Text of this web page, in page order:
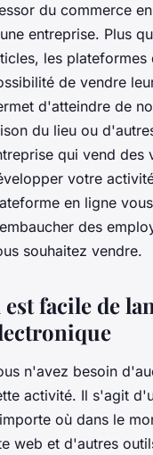
du commerce
entreprise. Plus
les plateformes
de vendre
d'atteindre de
du lieu ou
qui vend des
votre
en ligne
des
souhaitez vendre.
facile de
n'avez besoin
activité. Il s'agit
où dans le
web et d'autres